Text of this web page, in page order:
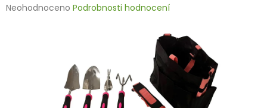
Průměrné
Neohodnoceno Podrobnosti hodnocení